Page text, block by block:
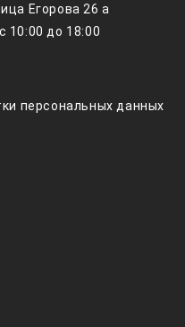
Егорова 26 а
10:00 до 18:00
персональных данных